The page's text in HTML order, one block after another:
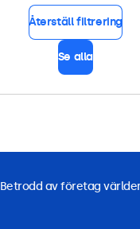
Återställ filtrering
Se alla
Betrodd av företag